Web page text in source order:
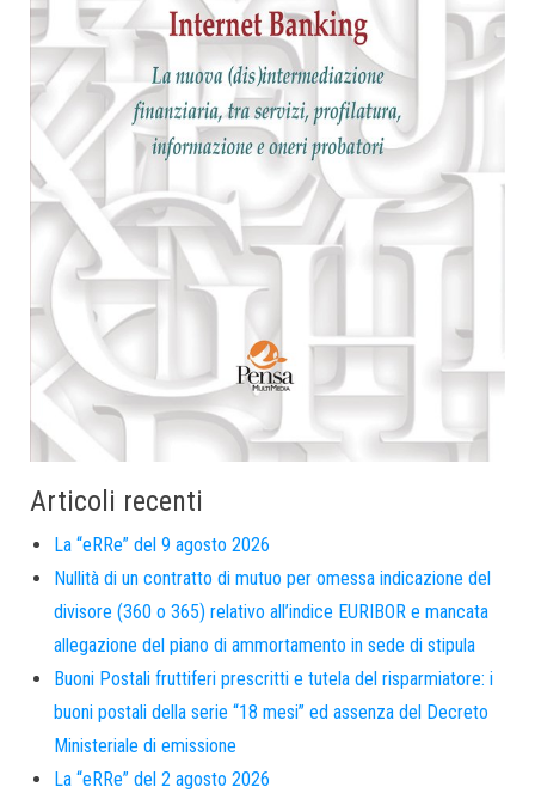
Articoli recenti
La “eRRe” del 9 agosto 2026
Nullità di un contratto di mutuo per omessa indicazione del
divisore (360 o 365) relativo all’indice EURIBOR e mancata
allegazione del piano di ammortamento in sede di stipula
Buoni Postali fruttiferi prescritti e tutela del risparmiatore: i
buoni postali della serie “18 mesi” ed assenza del Decreto
Ministeriale di emissione
La “eRRe” del 2 agosto 2026